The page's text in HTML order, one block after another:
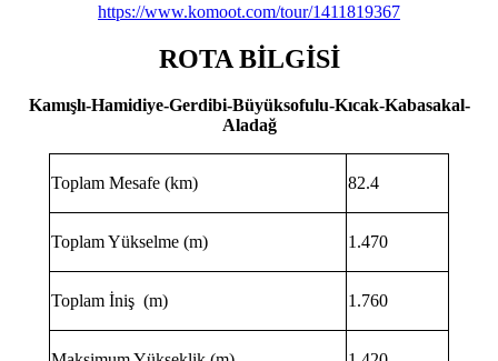
https://www.komoot.com/tour/1411819367
ROTA BİLGİSİ
Kamışlı-Hamidiye-Gerdibi-Büyüksofulu-Kıcak-Kabasakal-
Aladağ
Toplam Mesafe (km) 82.4
Toplam Yükselme (m) 1.470
Toplam İniş (m) 1.760